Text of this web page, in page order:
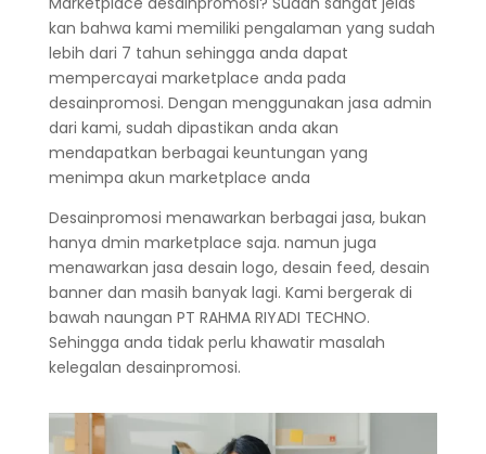
kan bahwa kami memiliki pengalaman yang sudah
lebih dari 7 tahun sehingga anda dapat
mempercayai marketplace anda pada
desainpromosi. Dengan menggunakan jasa admin
dari kami, sudah dipastikan anda akan
mendapatkan berbagai keuntungan yang
menimpa akun marketplace anda
Desainpromosi menawarkan berbagai jasa, bukan
hanya dmin marketplace saja. namun juga
menawarkan jasa desain logo, desain feed, desain
banner dan masih banyak lagi. Kami bergerak di
bawah naungan PT RAHMA RIYADI TECHNO.
Sehingga anda tidak perlu khawatir masalah
kelegalan desainpromosi.